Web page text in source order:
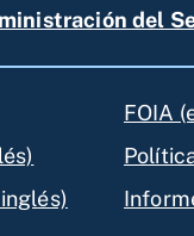
del
FOIA